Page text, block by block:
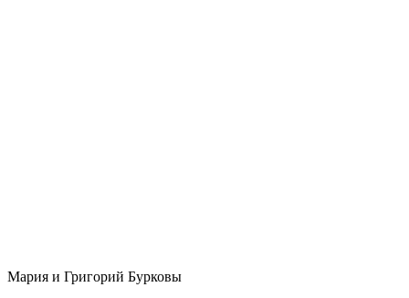
Мария и Григорий Бурковы